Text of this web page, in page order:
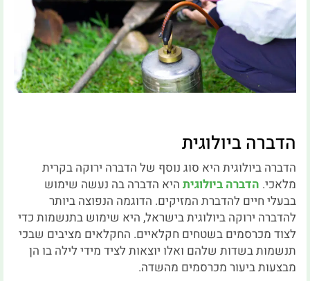
הדברה ביולוגית
הדברה ביולוגית היא סוג נוסף של הדברה ירוקה בקרית
מלאכי. הדברה ביולוגית היא הדברה בה נעשה שימוש
בבעלי חיים להדברת המזיקים. הדוגמה הנפוצה ביותר
להדברה ירוקה ביולוגית בישראל, היא שימוש בתנשמות כדי
לצוד מכרסמים בשטחים חקלאיים. החקלאים מציבים שבכי
תנשמות בשדות שלהם ואלו יוצאות לציד מידי לילה בו הן
מבצעות ביעור מכרסמים מהשדה.